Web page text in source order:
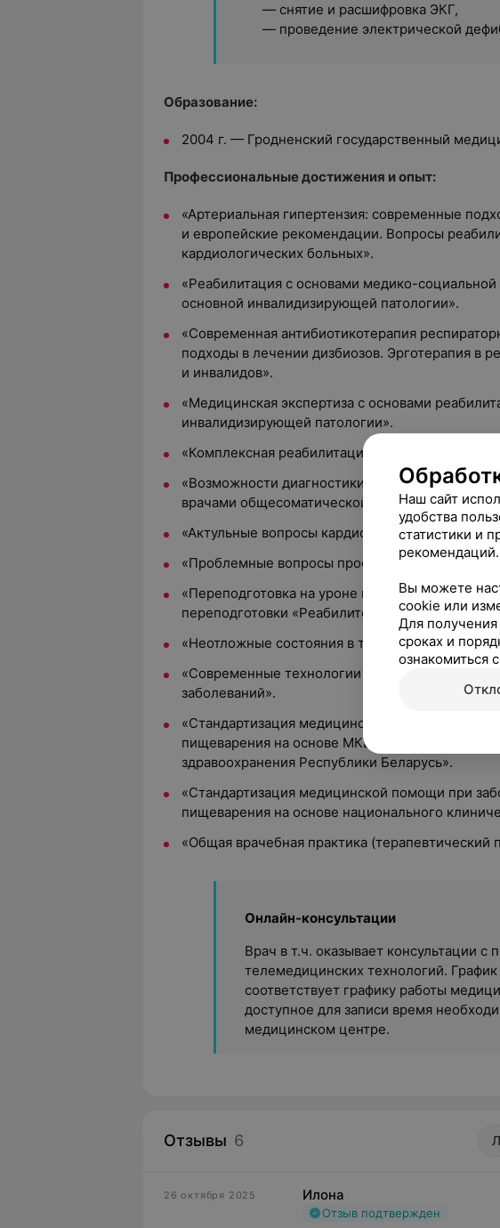
— снятие и расшифровка ЭКГ,
— проведение электрической
Образование:
2004 г. — Гродненский государственный
Профессиональные достижения и опыт:
«Артериальная гипертензия: современные
и европейские рекомендации. Вопросы
кардиологических больных».
«Реабилитация с основами медико-социальной
основной инвалидизирующей патологии».
«Современная антибиотикотерапия
подходы в лечении дизбиозов. Эрготерапия в
и инвалидов».
«Медицинская экспертиза с основами
инвалидизирующей патологии».
«Комплексная реабилитация кардиологических
«Возможности диагностики и лечения
врачами общесоматической сети».
«Актульные вопросы кардиологии».
«Проблемные вопросы профилактики
«Переподготовка на уроне высшего
переподготовки «Реабилитология».
«Неотложные состояния в терапии».
«Современные технологии диагностики и
заболеваний».
«Стандартизация медицинской помощи при
пищеварения на основе МКБ-10 и протоколов
здравоохранения Республики Беларусь».
«Стандартизация медицинской помощи при
пищеварения на основе национального
«Общая врачебная практика (терапевтический
Онлайн-консультации
Врач в т.ч. оказывает консультации с
телемедицинских технологий.
соответствует графику работы
доступное для записи время
медицинском центре.
Отзывы 6
26 октября 2025 Илона
Отзыв подтвержден
Наш сайт
удобства
статистики и
рекомендаций.
Вы можете
cookie или
Для
сроках и
ознакомиться